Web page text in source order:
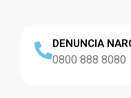
DENUNCIA
0800 888 8080